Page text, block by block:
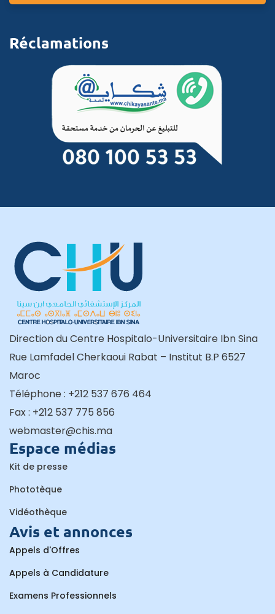
Réclamations
Direction du Centre Hospitalo-Universitaire Ibn Sina
Rue Lamfadel Cherkaoui Rabat – Institut B.P 6527
Maroc
Téléphone : +212 537 676 464
Fax : +212 537 775 856
webmaster@chis.ma
Espace médias
Kit de presse
Phototèque
Vidéothèque
Avis et annonces
Appels d'Offres
Appels à Candidature
Examens Professionnels